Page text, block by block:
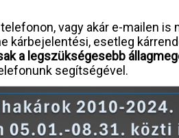
vagy akár e-mailen
kárbejelentési, esetleg
a legszükségesebb
segítségével.